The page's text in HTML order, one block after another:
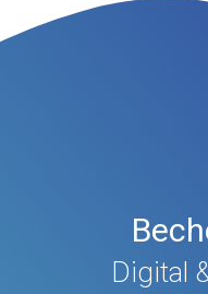
Digital